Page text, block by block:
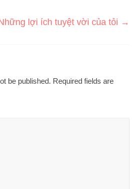
lợi ích tuyệt vời của tỏi →
be published. Required fields are